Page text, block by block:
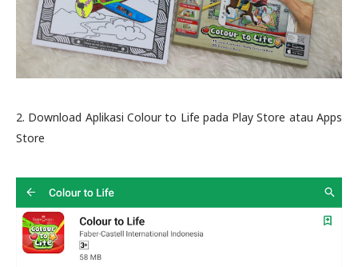
2. Download Aplikasi Colour to Life pada Play Store atau Apps
Store